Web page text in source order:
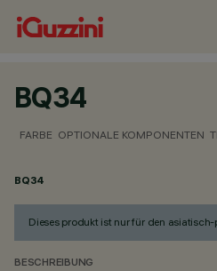
BQ34
FARBE OPTIONALE KOMPONENTEN
BQ34
Dieses produkt ist nur für den
BESCHREIBUNG